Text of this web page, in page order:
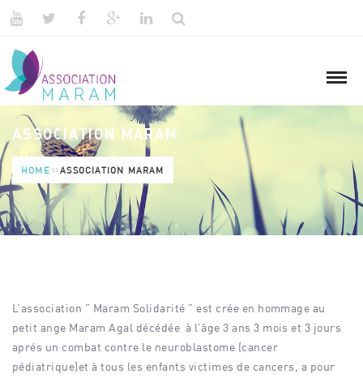
ASSOCIATION MARAM
HOME ASSOCIATION MARAM
L’association ” Maram Solidarité ” est crée en hommage au
petit ange Maram Agal décédée à l’âge 3 ans 3 mois et 3 jours
aprés un combat contre le neuroblastome (cancer
pédiatrique)et à tous les enfants victimes de cancers, a pour